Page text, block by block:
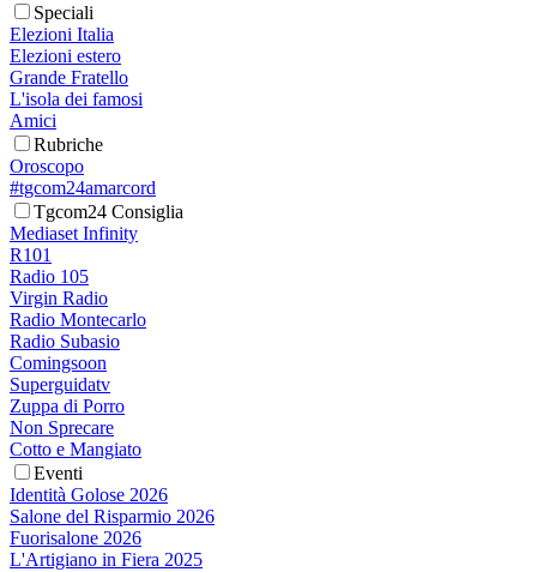
Speciali
Elezioni Italia
Elezioni estero
Grande Fratello
L'isola dei famosi
Amici
Rubriche
Oroscopo
#tgcom24amarcord
Tgcom24 Consiglia
Mediaset Infinity
R101
Radio 105
Virgin Radio
Radio Montecarlo
Radio Subasio
Comingsoon
Superguidatv
Zuppa di Porro
Non Sprecare
Cotto e Mangiato
Eventi
Identità Golose 2026
Salone del Risparmio 2026
Fuorisalone 2026
L'Artigiano in Fiera 2025